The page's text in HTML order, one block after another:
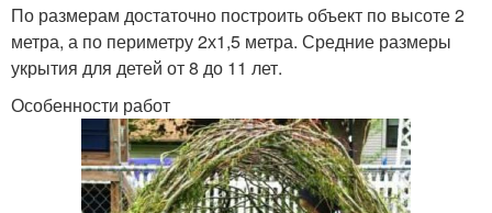
По размерам достаточно построить объект по высоте 2
метра, а по периметру 2х1,5 метра. Средние размеры
укрытия для детей от 8 до 11 лет.
Особенности работ